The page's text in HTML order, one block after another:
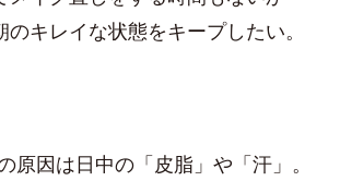
のキレイな状態をキープしたい。
原因は日中の「皮脂」や「汗」。